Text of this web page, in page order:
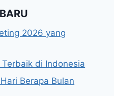
2026 yang
di Indonesia
Berapa Bulan